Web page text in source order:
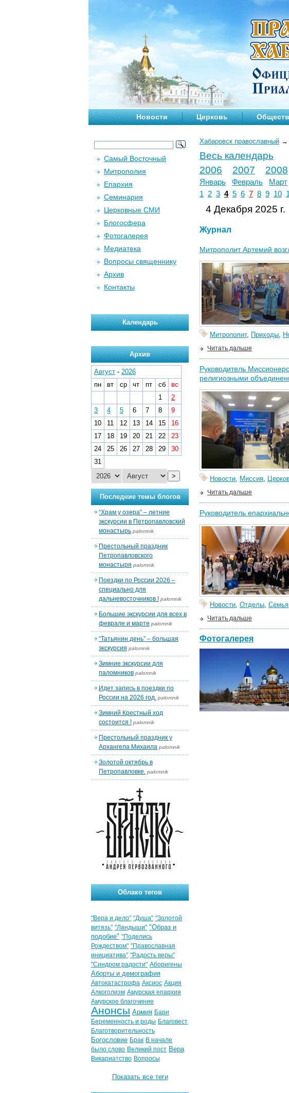
Новости Церковь
Хабаровск православный →
Весь календарь
2006
2007 2008
Январь Февраль Март
1
2 3 4 5 6 7 8 9 10
4 Декабря 2025 г.
Журнал
Митрополит Артемий
Митрополит, Приходы,
Читать дальше
Руководитель
религиозными
Новости, Миссия,
Читать дальше
Руководитель
Новости, Отделы, Семья
Читать дальше
Фотогалерея
Самый Восточный
Митрополия
Епархия
Семинария
Церковные СМИ
Блогосфера
Фотогалерея
Медиатека
Вопросы священнику
Архив
Контакты
Календарь
Архив
Август - 2026
пн
вт ср чт пт сб
вс
1
2
3
4 5 6 7 8
9
10
11 12 13 14 15
16
17
18 19 20 21 22
23
24
25 26 27 28 29
30
31
>
Последние темы блогов
“Храм у озера” – летние
экскурсии в Петропавловский
монастырь palomnik
Престольный праздник
Петропавловского
монастыря palomnik
Поездки по России 2026 –
специально для
дальневосточников ! palomnik
Большие экскурсии для всех в
феврале и марте palomnik
“Татьянин день” – большая
экскурсия palomnik
Зимние экскурсии для
паломников palomnik
Идет запись в поездки по
России на 2026 год. palomnik
Зимний Крестный ход
состоится ! palomnik
Престольный праздник у
Архангела Михаила palomnik
Золотой октябрь в
Петропавловке. palomnik
Облако тегов
"Вера и дело" "Душа" "Золотой
витязь" "Ландыши" "Образ и
подобие" "Поделись
Рождеством" "Православная
инициатива" "Радость веры"
"Синдром радости" Аборигены
Аборты и демография
Автокатастрофа Аксиос Акция
Алкоголизм Амурская епархия
Амурское благочиние
Анонсы Армия Бари
Беременность и роды Благовест
Благотворительность
Богословие Брак В начале
было слово Великий пост Вера
Викариатство Вопросы
Показать все теги